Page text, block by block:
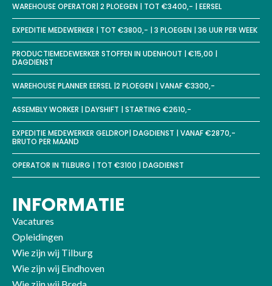
WAREHOUSE OPERATOR| 2 PLOEGEN | TOT €3400,- | EERSEL
EXPEDITIE MEDEWERKER | TOT €3800,- | 3 PLOEGEN | 36 UUR PER WEEK
PRODUCTIEMEDEWERKER STOFFEN IN UDENHOUT | €15,00 |
DAGDIENST
WAREHOUSE PLANNER EERSEL |2 PLOEGEN | VANAF €3300,-
ASSEMBLY WORKER | DAYSHIFT | STARTING €2610,-
EXPEDITIE MEDEWERKER GELDROP| DAGDIENST | VANAF €2870,-
BRUTO PER MAAND
OPERATOR IN TILBURG | TOT €3100 | DAGDIENST
INFORMATIE
Vacatures
Opleidingen
Wie zijn wij Tilburg
Wie zijn wij Eindhoven